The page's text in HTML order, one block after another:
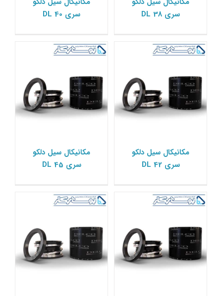
سری DL 38
سری DL 40
DL 42
مکانیکال سیل دلکو Delco
مکانیکال سیل دلکو
سری DL 42
DL 45
مکانیکال سیل دلکو Delco
مکانیکال سیل دلکو
سری DL 45
DL 48
مکانیکال سیل دلکو Delco
DL 50
مکانیکال سیل دلکو Delco